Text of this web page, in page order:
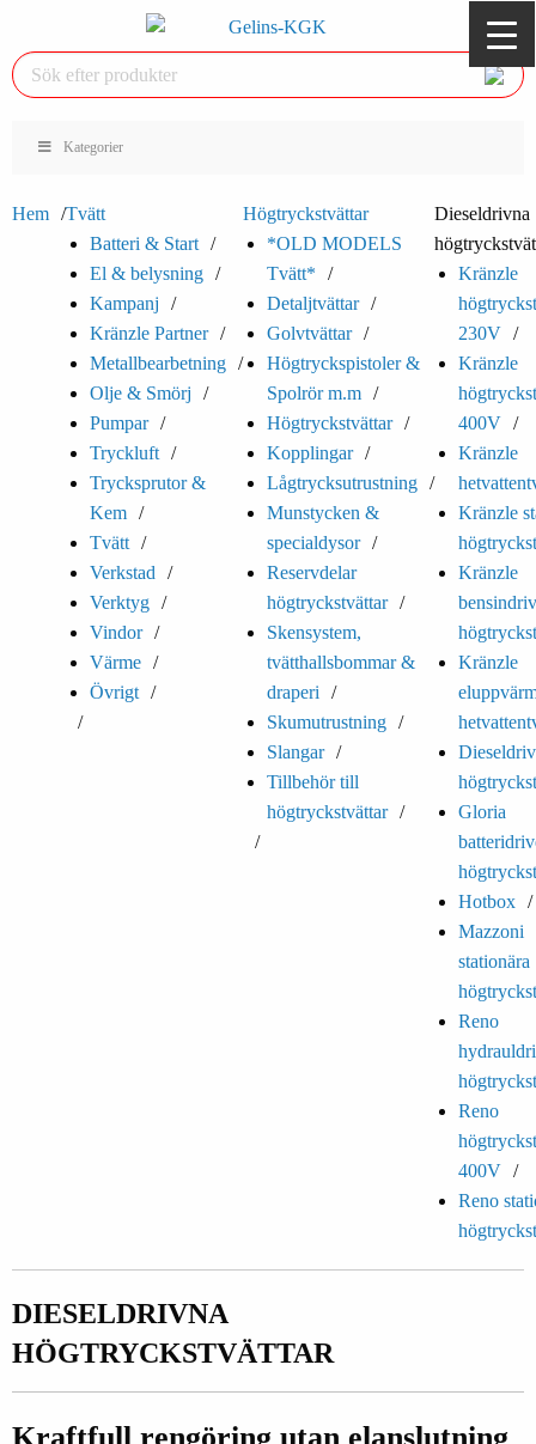
Kategorier
Hem
Tvätt
Batteri & Start
El & belysning
Kampanj
Kränzle Partner
Metallbearbetning
Olje & Smörj
Pumpar
Tryckluft
Trycksprutor &
Kem
Tvätt
Verkstad
Verktyg
Vindor
Värme
Övrigt
Högtryckstvättar
*OLD MODELS
Tvätt*
Detaljtvättar
Golvtvättar
Högtryckspistoler &
Spolrör m.m
Högtryckstvättar
Kopplingar
Lågtrycksutrustning
Munstycken &
specialdysor
Reservdelar
högtryckstvättar
Skensystem,
tvätthallsbommar &
draperi
Skumutrustning
Slangar
Tillbehör till
högtryckstvättar
Dieseldrivna
Kränzle
230V
Kränzle
400V
Kränzle
Kränzle
Kränzle
Kränzle
Gloria
Hotbox
Mazzoni
stationära
Reno
Reno
400V
Reno
DIESELDRIVNA
HÖGTRYCKSTVÄTTAR